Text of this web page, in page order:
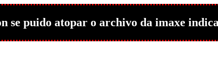
se puido atopar o archivo da imaxe